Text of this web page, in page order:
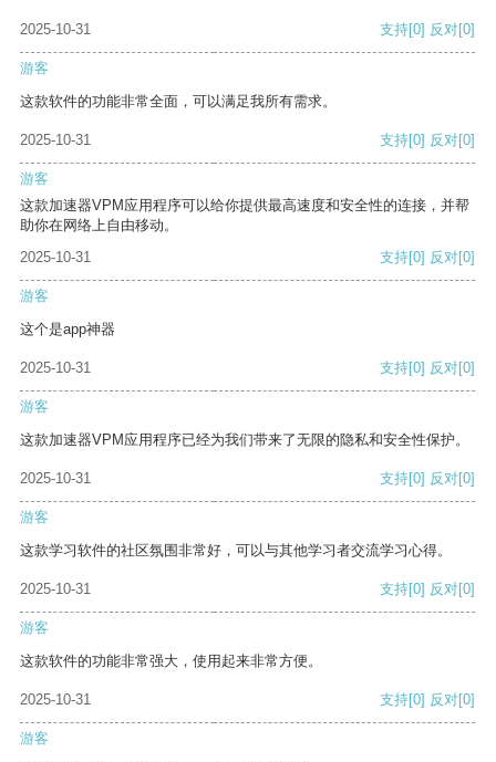
2025-10-31 支持[0] 反对[0]
游客
这款软件的功能非常全面，可以满足我所有需求。
2025-10-31 支持[0] 反对[0]
游客
这款加速器VPM应用程序可以给你提供最高速度和安全性的连接，并帮
助你在网络上自由移动。
2025-10-31
支持[0] 反对[0]
游客
这个是app神器
2025-10-31 支持[0] 反对[0]
游客
这款加速器VPM应用程序已经为我们带来了无限的隐私和安全性保护。
2025-10-31 支持[0] 反对[0]
游客
这款学习软件的社区氛围非常好，可以与其他学习者交流学习心得。
2025-10-31 支持[0] 反对[0]
游客
这款软件的功能非常强大，使用起来非常方便。
2025-10-31 支持[0] 反对[0]
游客